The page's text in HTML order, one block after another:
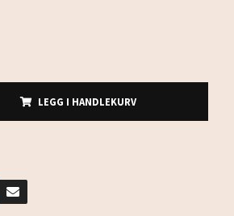
LEGG I HANDLEKURV